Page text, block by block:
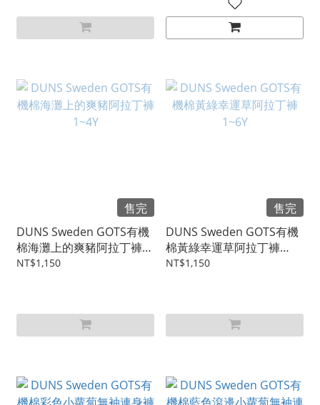
售完
DUNS Sweden GOTS有機
棉海灘上的爽豬阿拉丁褲
1~4Y
NT$1,150
售完
DUNS Sweden GOTS有機
棉黃綠幸運草阿拉丁褲
1~6Y
NT$1,150